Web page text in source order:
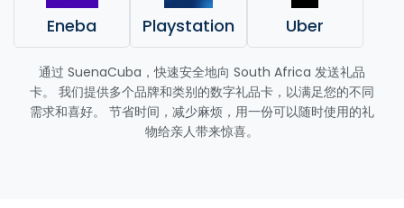
Eneba Playstation Uber
通过 SuenaCuba，快速安全地向 South Africa 发送礼品
卡。 我们提供多个品牌和类别的数字礼品卡，以满足您的不同
需求和喜好。 节省时间，减少麻烦，用一份可以随时使用的礼
物给亲人带来惊喜。